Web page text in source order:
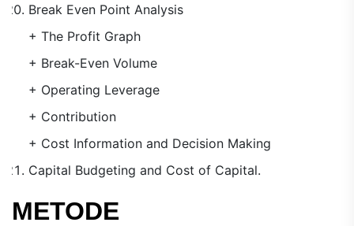
Break Even Point Analysis
+ The Profit Graph
+ Break-Even Volume
+ Operating Leverage
+ Contribution
+ Cost Information and Decision Making
Capital Budgeting and Cost of Capital.
METODE